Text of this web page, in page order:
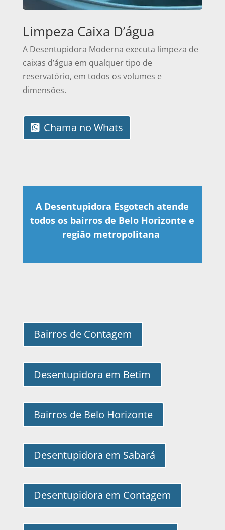
Limpeza Caixa D’água
A Desentupidora Moderna executa limpeza de
caixas d’água em qualquer tipo de
reservatório, em todos os volumes e
dimensões.
Chama no Whats
A Desentupidora Esgotech atende
todos os bairros de Belo Horizonte e
região metropolitana
Bairros de Contagem
Desentupidora em Betim
Bairros de Belo Horizonte
Desentupidora em Sabará
Desentupidora em Contagem